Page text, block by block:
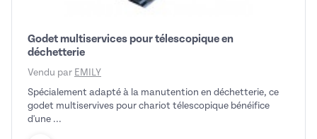
Godet multiservices pour télescopique en
déchetterie
Vendu par EMILY
Spécialement adapté à la manutention en déchetterie, ce
godet multiservives pour chariot télescopique bénéifice
d'une ...